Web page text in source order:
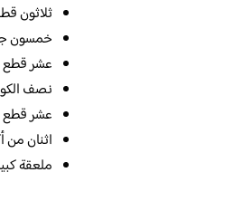
ثلاثون
خمسون
عشر قطع
نصف
عشر قطع
اثنان من
ملعقة